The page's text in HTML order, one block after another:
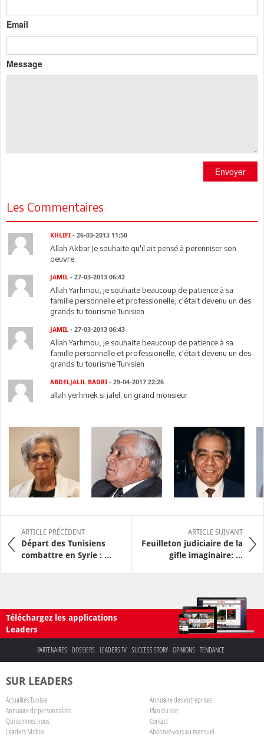
Email
Message
Envoyer
Les Commentaires
KHLIFI - 26-03-2013 11:50
Allah Akbar.Je souhaite qu'il ait pensé à perenniser son
oeuvre.
JAMIL - 27-03-2013 06:42
Allah Yarhmou, je souhaite beaucoup de patience à sa
famille personnelle et professionelle, c'était devenu un des
grands tu tourisme Tunisien
JAMIL - 27-03-2013 06:43
Allah Yarhmou, je souhaite beaucoup de patience à sa
famille personnelle et professionelle, c'était devenu un des
grands tu tourisme Tunisien
ABDELJALIL BADRI - 29-04-2017 22:26
allah yerhmek si jalel. un grand monsieur
ARTICLE PRÉCÉDENT
Départ des Tunisiens
combattre en Syrie : ...
ARTICLE SUIVANT
Feuilleton judiciaire de la
gifle imaginaire: ...
Téléchargez les applications
Leaders
PARTENAIRES DOSSIERS LEADERS TV SUCCESS STORY OPINIONS TENDANCE
SUR LEADERS
Actualités Tunisie
Annuaire des entreprises
Annuaire de personnalités
Plan du site
Qui sommes nous
Contact
Leaders Mobile
Abonnez-vous au mensuel